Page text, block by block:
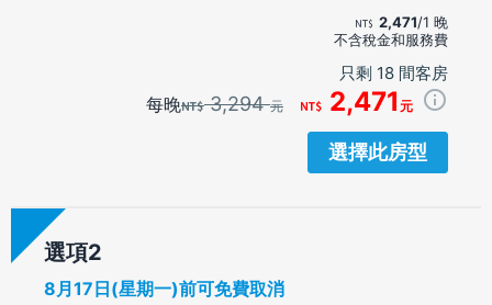
2,471/1 晚
不含稅金和服務費
只剩 18 間客房
每晚 3,294元 2,471 元
選擇此房型
選項
8月17日(星期一)前可免費取消